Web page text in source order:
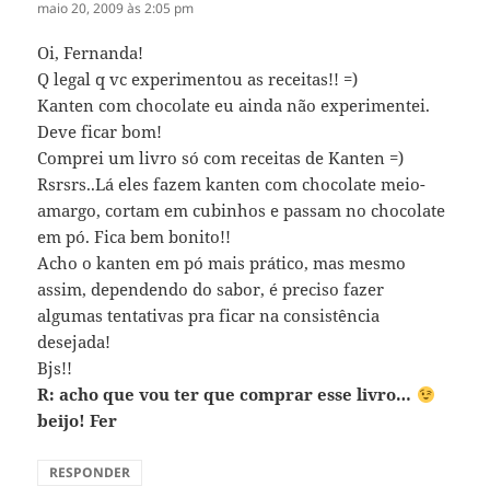
maio 20, 2009 às 2:05 pm
Oi, Fernanda!
Q legal q vc experimentou as receitas!! =)
Kanten com chocolate eu ainda não experimentei.
Deve ficar bom!
Comprei um livro só com receitas de Kanten =)
Rsrsrs..Lá eles fazem kanten com chocolate meio-
amargo, cortam em cubinhos e passam no chocolate
em pó. Fica bem bonito!!
Acho o kanten em pó mais prático, mas mesmo
assim, dependendo do sabor, é preciso fazer
algumas tentativas pra ficar na consistência
desejada!
Bjs!!
R: acho que vou ter que comprar esse livro…
beijo! Fer
RESPONDER